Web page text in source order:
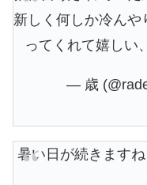
新しく何しか冷んや
ってくれて嬉しい
— 歳
暑い日が続きますね